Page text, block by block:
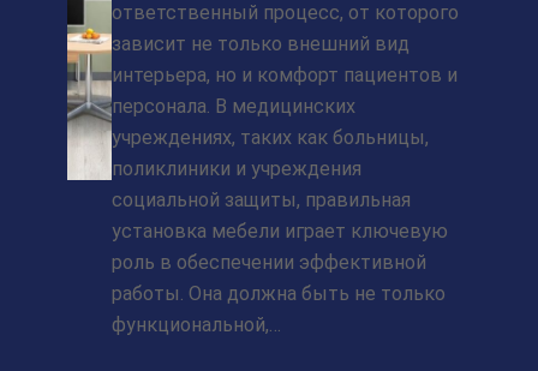
ответственный процесс, от которого
зависит не только внешний вид
интерьера, но и комфорт пациентов и
персонала. В медицинских
учреждениях, таких как больницы,
поликлиники и учреждения
социальной защиты, правильная
установка мебели играет ключевую
роль в обеспечении эффективной
работы. Она должна быть не только
функциональной,…